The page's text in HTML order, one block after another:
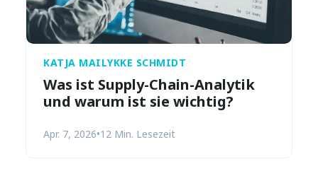
KATJA MAILYKKE SCHMIDT
Was ist Supply-Chain-Analytik
und warum ist sie wichtig?
Apr. 7, 2026•12 Min. Lesezeit